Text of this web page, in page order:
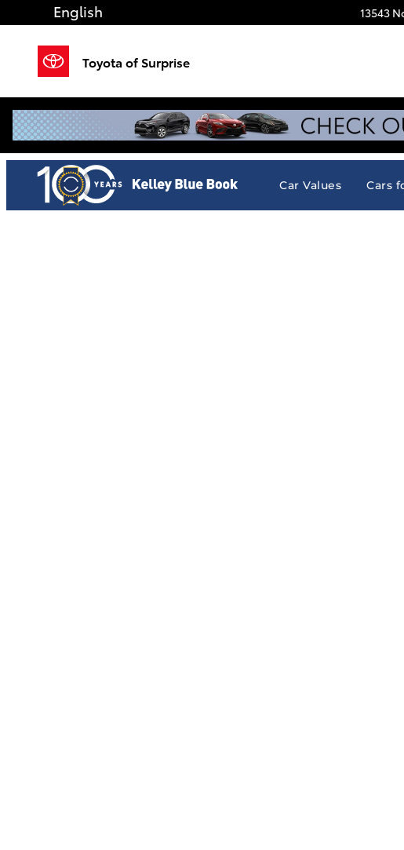
Saltar al contenido principal
Toyota of Surprise 13543
English
Toyota of Surprise